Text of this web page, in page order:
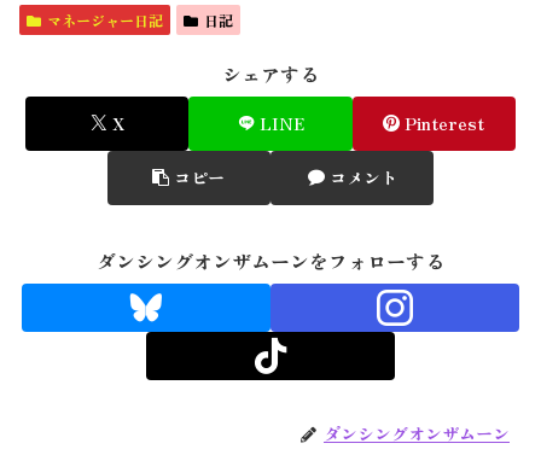
マネージャー日記 日記
シェアする
X LINE Pinterest
コピー コメント
ダンシングオンザムーンをフォローする
ダンシングオンザムーン